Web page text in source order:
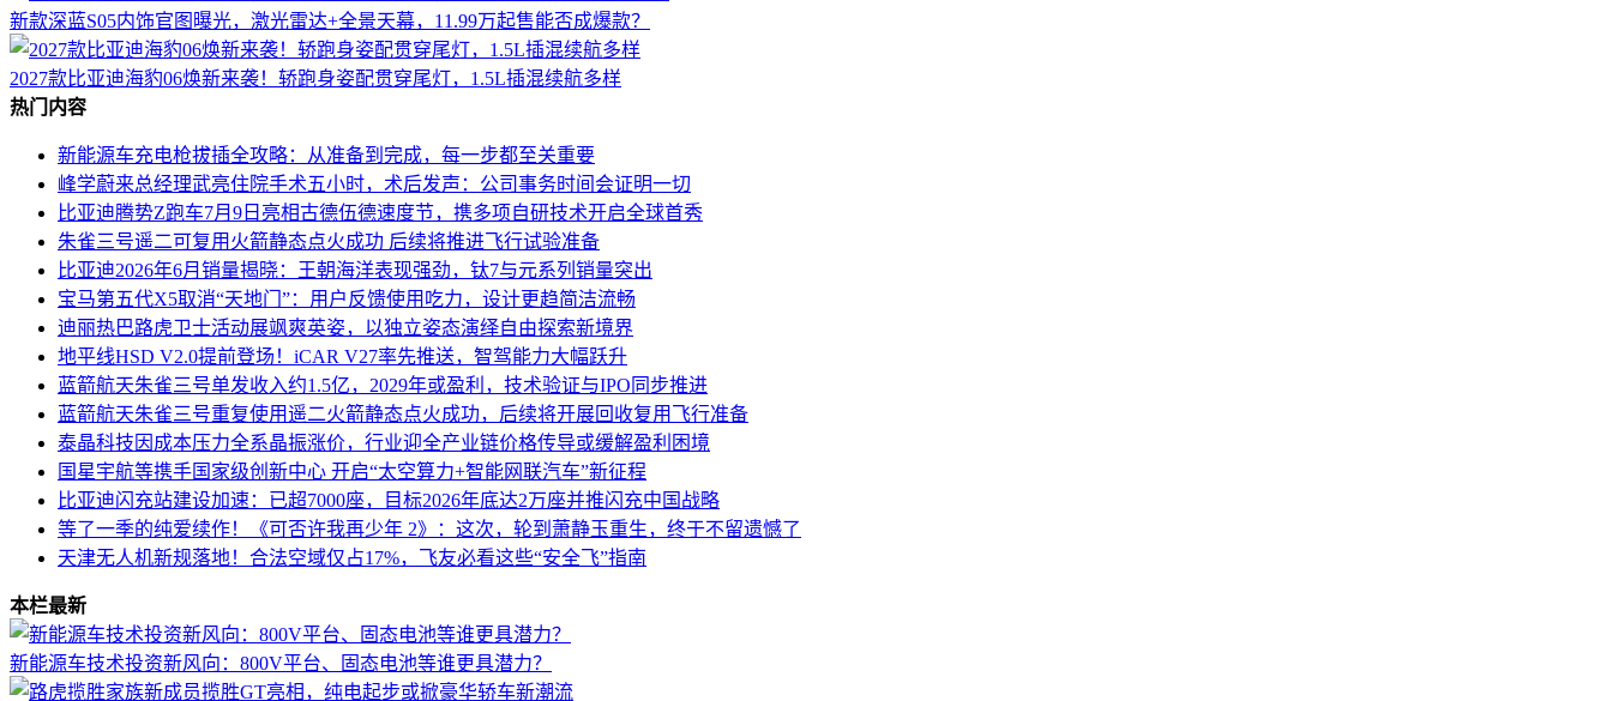
新款深蓝S05内饰官图曝光，激光雷达+全景天幕，11.99万起售能否成爆款？
2027款比亚迪海豹06焕新来袭！轿跑身姿配贯穿尾灯，1.5L插混续航多样
热门内容
新能源车充电枪拔插全攻略：从准备到完成，每一步都至关重要
峰学蔚来总经理武亮住院手术五小时，术后发声：公司事务时间会证明一切
比亚迪腾势Z跑车7月9日亮相古德伍德速度节，携多项自研技术开启全球首秀
朱雀三号遥二可复用火箭静态点火成功 后续将推进飞行试验准备
比亚迪2026年6月销量揭晓：王朝海洋表现强劲，钛7与元系列销量突出
宝马第五代X5取消“天地门”：用户反馈使用吃力，设计更趋简洁流畅
迪丽热巴路虎卫士活动展飒爽英姿，以独立姿态演绎自由探索新境界
地平线HSD V2.0提前登场！iCAR V27率先推送，智驾能力大幅跃升
蓝箭航天朱雀三号单发收入约1.5亿，2029年或盈利，技术验证与IPO同步推进
蓝箭航天朱雀三号重复使用遥二火箭静态点火成功，后续将开展回收复用飞行准备
泰晶科技因成本压力全系晶振涨价，行业迎全产业链价格传导或缓解盈利困境
国星宇航等携手国家级创新中心 开启“太空算力+智能网联汽车”新征程
比亚迪闪充站建设加速：已超7000座，目标2026年底达2万座并推闪充中国战略
等了一季的纯爱续作！《可否许我再少年 2》：这次，轮到萧静玉重生，终于不留遗憾了
天津无人机新规落地！合法空域仅占17%，飞友必看这些“安全飞”指南
本栏最新
新能源车技术投资新风向：800V平台、固态电池等谁更具潜力？